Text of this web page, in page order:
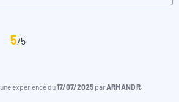
5/5
expérience du17/07/2025 parARMAND R.